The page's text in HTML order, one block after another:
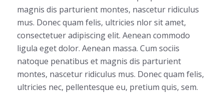
magnis dis parturient montes, nascetur ridiculus
mus. Donec quam felis, ultricies nlor sit amet,
consectetuer adipiscing elit. Aenean commodo
ligula eget dolor. Aenean massa. Cum sociis
natoque penatibus et magnis dis parturient
montes, nascetur ridiculus mus. Donec quam felis,
ultricies nec, pellentesque eu, pretium quis, sem.